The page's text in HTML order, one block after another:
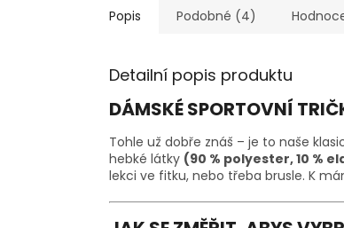
Popis Podobné (4)
Detailní popis produktu
DÁMSKÉ SPORTOVNÍ
Tohle už dobře znáš – je to naše
hebké látky (90 % polyester, 10 %
lekci ve fitku, nebo třeba brusle. K